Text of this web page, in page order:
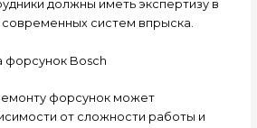
должны иметь экспертизу в
систем впрыска.
форсунок Bosch
форсунок может
от сложности работы и